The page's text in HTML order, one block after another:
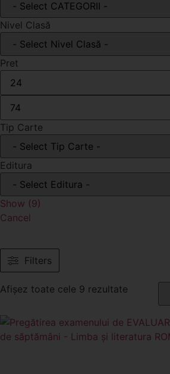
Nivel Clasă
Pret
Tip Carte
Editura
Show (9)
Cancel
Filters
Afișez toate cele 9 rezultate